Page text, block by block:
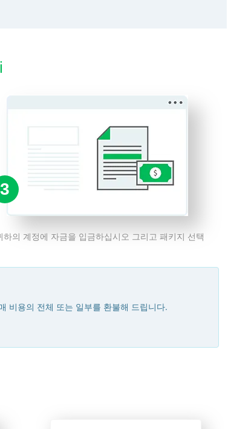
3
하의 계정에 자금을 입금하십시오 그리고 패키지 선택
비용의 전체 또는 일부를 환불해 드립니다.